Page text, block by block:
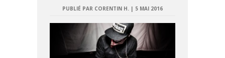
PUBLIÉ PAR CORENTIN H. | 5 MAI 2016